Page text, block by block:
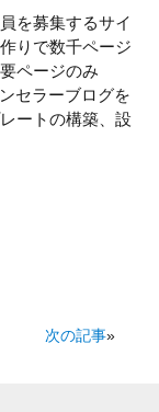
を募集するサイ
りで数千ページ
ページのみ
セラーブログを
ートの構築、設
次の記事»